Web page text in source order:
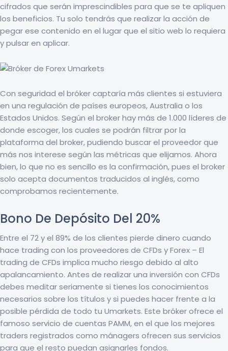
cifrados que serán imprescindibles para que se te apliquen
los beneficios. Tu solo tendrás que realizar la acción de
pegar ese contenido en el lugar que el sitio web lo requiera
y pulsar en aplicar.
Con seguridad el bróker captaría más clientes si estuviera
en una regulación de países europeos, Australia o los
Estados Unidos. Según el broker hay más de 1.000 líderes de
donde escoger, los cuales se podrán filtrar por la
plataforma del broker, pudiendo buscar el proveedor que
más nos interese según las métricas que elijamos. Ahora
bien, lo que no es sencillo es la confirmación, pues el broker
solo acepta documentos traducidos al inglés, como
comprobamos recientemente.
Bono De Depósito Del 20%
Entre el 72 y el 89% de los clientes pierde dinero cuando
hace trading con los proveedores de CFDs y Forex – El
trading de CFDs implica mucho riesgo debido al alto
apalancamiento. Antes de realizar una inversión con CFDs
debes meditar seriamente si tienes los conocimientos
necesarios sobre los títulos y si puedes hacer frente a la
posible pérdida de todo tu Umarkets. Este bróker ofrece el
famoso servicio de cuentas PAMM, en el que los mejores
traders registrados como mánagers ofrecen sus servicios
para que el resto puedan asignarles fondos.